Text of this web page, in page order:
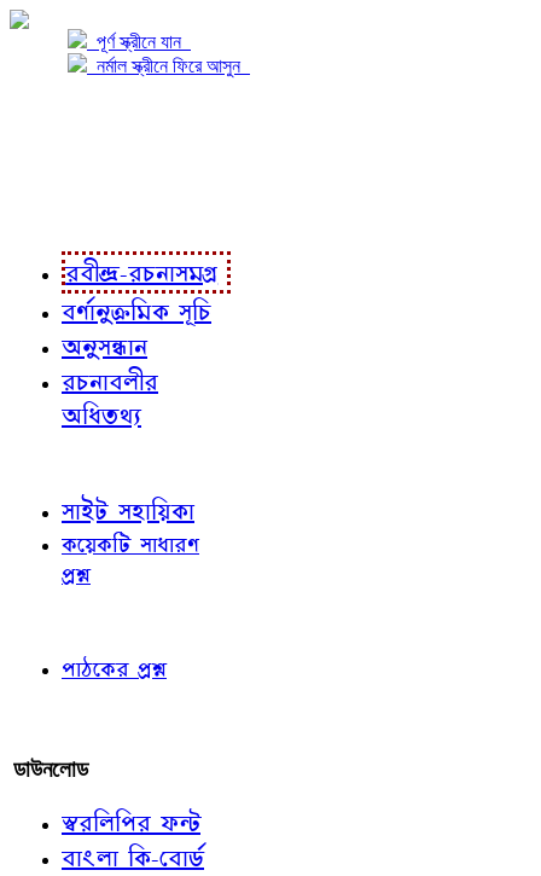
পূর্ণ স্ক্রীনে যান
নর্মাল স্ক্রীনে ফিরে আসুন
রবীন্দ্র-রচনাসমগ্র
বর্ণানুক্রমিক সূচি
অনুসন্ধান
রচনাবলীর
অধিতথ্য
সাইট সহায়িকা
কয়েকটি সাধারণ
প্রশ্ন
পাঠকের প্রশ্ন
ডাউনলোড
স্বরলিপির ফন্ট
বাংলা কি-বোর্ড